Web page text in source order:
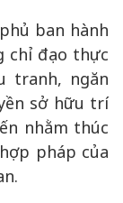
ban hành
chỉ đạo thực
tranh, ngăn
sở hữu trí
nhằm thúc
pháp của